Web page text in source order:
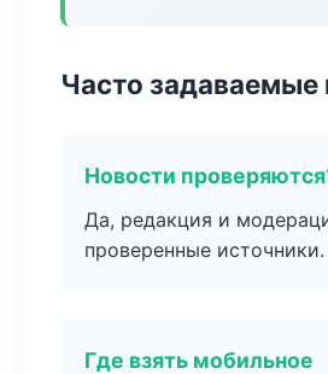
Часто задаваемые
Новости
Да, редакция и
проверенные источники.
Где взять мобильное